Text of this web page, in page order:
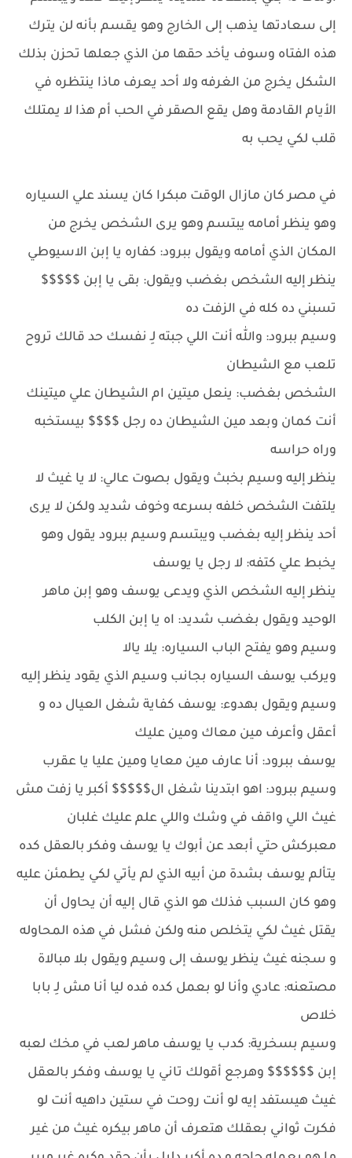
إلى سعادتها يذهب إلى الخارج وهو يقسم بأنه لن يترك
هذه الفتاه وسوف يأخد حقها من الذي جعلها تحزن بذلك
الشكل يخرج من الغرفه ولا أحد يعرف ماذا ينتظره في
الأيام القادمة وهل يقع الصقر في الحب أم هذا لا يمتلك
قلب لكي يحب به
في مصر كان مازال الوقت مبكرا كان يسند علي السياره
وهو ينظر أمامه يبتسم وهو يرى الشخص يخرج من
المكان الذي أمامه ويقول ببرود: كفاره يا إبن الاسيوطي
ينظر إليه الشخص بغضب ويقول: بقى يا إبن $$$$$
تسبني ده كله في الزفت ده
وسيم ببرود: والله أنت اللي جبته لِـ نفسك حد قالك تروح
تلعب مع الشيطان
الشخص بغضب: ينعل ميتين ام الشيطان علي ميتينك
أنت كمان وبعد مين الشيطان ده رجل $$$$ بيستخبه
وراه حراسه
ينظر إليه وسيم بخبث ويقول بصوت عالي: لا يا غيث لا
يلتفت الشخص خلفه بسرعه وخوف شديد ولكن لا يرى
أحد ينظر إليه بغضب ويبتسم وسيم ببرود يقول وهو
يخبط علي كتفه: لا رجل يا يوسف
ينظر إليه الشخص الذي ويدعى يوسف وهو إبن ماهر
الوحيد ويقول بغضب شديد: اه يا إبن الكلب
وسيم وهو يفتح الباب السياره: يلا يالا
ويركب يوسف السياره بجانب وسيم الذي يقود ينظر إليه
وسيم ويقول بهدوء: يوسف كفاية شغل العيال ده و
أعقل وأعرف مين معاك ومين عليك
يوسف ببرود: أنا عارف مين معايا ومين عليا يا عقرب
وسيم ببرود: اهو ابتدينا شغل ال$$$$$ أكبر يا زفت مش
غيث اللي واقف في وشك واللي علم عليك غلبان
معبركش حتي أبعد عن أبوك يا يوسف وفكر بالعقل كده
يتألم يوسف بشدة من أبيه الذي لم يأتي لكي يطمئن عليه
وهو كان السبب فذلك هو الذي قال إليه أن يحاول أن
يقتل غيث لكي يتخلص منه ولكن فشل في هذه المحاوله
و سجنه غيث ينظر يوسف إلى وسيم ويقول بلا مبالاة
مصتعنه: عادي وأنا لو بعمل كده فده ليا أنا مش لِـ بابا
خلاص
وسيم بسخرية: كدب يا يوسف ماهر لعب في مخك لعبه
إبن $$$$$$ وهرجع أقولك تاني يا يوسف وفكر بالعقل
غيث هيستفد إيه لو أنت روحت في ستين داهيه أنت لو
فكرت ثواني بعقلك هتعرف أن ماهر بيكره غيث من غير